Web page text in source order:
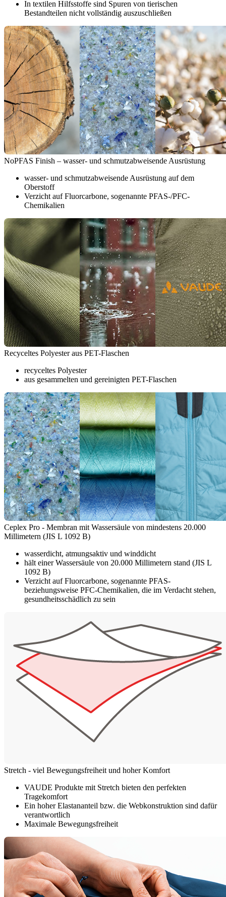
In textilen Hilfsstoffe sind Spuren von tierischen
Bestandteilen nicht vollständig auszuschließen
NoPFAS Finish – wasser- und schmutzabweisende Ausrüstung
wasser- und schmutzabweisende Ausrüstung auf dem
Oberstoff
Verzicht auf Fluorcarbone, sogenannte PFAS-/PFC-
Chemikalien
Recyceltes Polyester aus PET-Flaschen
recyceltes Polyester
aus gesammelten und gereinigten PET-Flaschen
Ceplex Pro - Membran mit Wassersäule von mindestens 20.000
Millimetern (JIS L 1092 B)
wasserdicht, atmungsaktiv und winddicht
hält einer Wassersäule von 20.000 Millimetern stand (JIS L
1092 B)
Verzicht auf Fluorcarbone, sogenannte PFAS-
beziehungsweise PFC-Chemikalien, die im Verdacht stehen,
gesundheitsschädlich zu sein
Stretch - viel Bewegungsfreiheit und hoher Komfort
VAUDE Produkte mit Stretch bieten den perfekten
Tragekomfort
Ein hoher Elastananteil bzw. die Webkonstruktion sind dafür
verantwortlich
Maximale Bewegungsfreiheit